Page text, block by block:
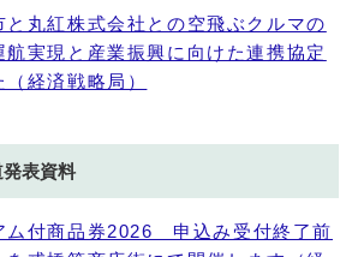
と丸紅株式会社との空飛ぶクルマの
航実現と産業振興に向けた連携協定
経済戦略局）
表資料
ム付商品券2026 申込み受付終了前